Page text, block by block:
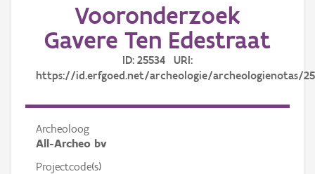
Vooronderzoek
Gavere Ten Edestraat
ID: 25534 URI:
https://id.erfgoed.net/archeologie/archeologienotas/
Archeoloog
All-Archeo bv
Projectcode(s)